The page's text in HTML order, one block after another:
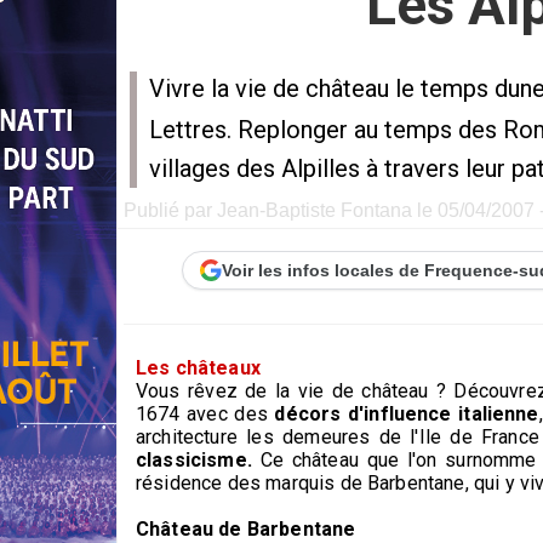
Vivre la vie de château le temps
Lettres. Replonger au temps des
villages des Alpilles à travers leur
Publié par Jean-Baptiste Fontana le 05/04/2007
Voir les infos locales de Frequence-
Les châteaux
Vous rêvez de la vie de château ?
1674 avec des décors d'influence italienne
architecture les demeures de l'Ile de
classicisme.Ce château que l'on
résidence des marquis de Barbentane, qui y
Château de Barbentane